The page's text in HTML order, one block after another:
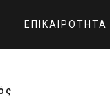
ΕΠΙΚΑΙΡΌΤΗΤΑ